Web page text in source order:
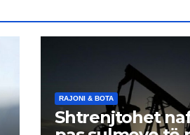
RAJONI & BOTA
Shtrenjtohet